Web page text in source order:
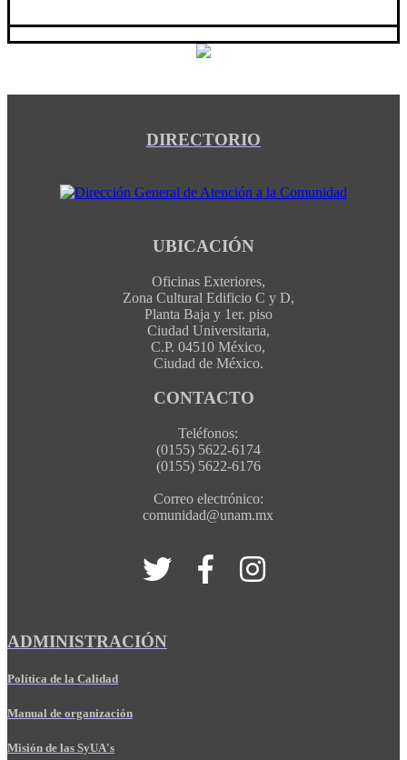
DIRECTORIO
UBICACIÓN
Oficinas Exteriores,
Zona Cultural Edificio C y D,
Planta Baja y 1er. piso
Ciudad Universitaria,
C.P. 04510 México,
Ciudad de México.
CONTACTO
Teléfonos:
(0155) 5622-6174
(0155) 5622-6176
Correo electrónico:
comunidad@unam.mx
ADMINISTRACIÓN
Política de la Calidad
Manual de organización
Misión de las SyUA's